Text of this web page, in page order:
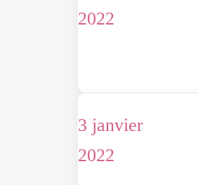
2022
3 janvier
2022